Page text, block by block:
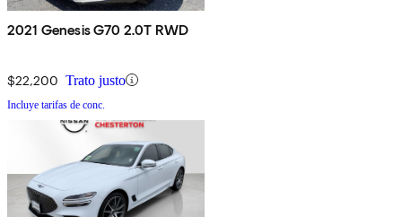
2021 Genesis G70 2.0T RWD
$22,200 Trato justo
Incluye tarifas de conc.